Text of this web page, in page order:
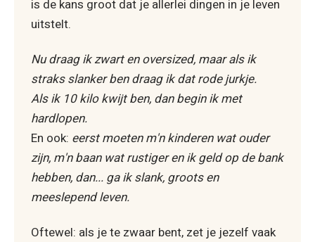
is de kans groot dat je allerlei dingen in je leven
uitstelt.
Nu draag ik zwart en oversized, maar als ik
straks slanker ben draag ik dat rode jurkje.
Als ik 10 kilo kwijt ben, dan begin ik met
hardlopen.
En ook: eerst moeten m'n kinderen wat ouder
zijn, m'n baan wat rustiger en ik geld op de bank
hebben, dan... ga ik slank, groots en
meeslepend leven.
Oftewel: als je te zwaar bent, zet je jezelf vaak